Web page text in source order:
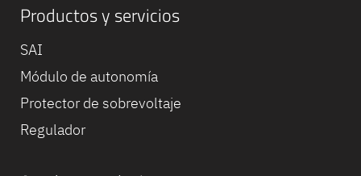
Productos y servicios
SAI
Módulo de autonomía
Protector de sobrevoltaje
Regulador